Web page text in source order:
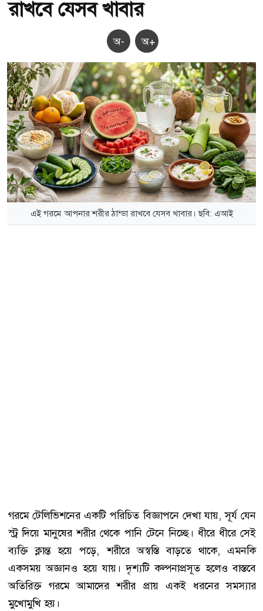
রাখবে যেসব খাবার
অ- অ+
এই গরমে আপনার শরীর ঠান্ডা রাখবে যেসব খাবার। ছবি: এআই
গরমে টেলিভিশনের একটি পরিচিত বিজ্ঞাপনে দেখা যায়, সূর্য যেন
স্ট্র দিয়ে মানুষের শরীর থেকে পানি টেনে নিচ্ছে। ধীরে ধীরে সেই
ব্যক্তি ক্লান্ত হয়ে পড়ে, শরীরে অস্বস্তি বাড়তে থাকে, এমনকি
একসময় অজ্ঞানও হয়ে যায়। দৃশ্যটি কল্পনাপ্রসূত হলেও বাস্তবে
অতিরিক্ত গরমে আমাদের শরীর প্রায় একই ধরনের সমস্যার
মুখোমুখি হয়।